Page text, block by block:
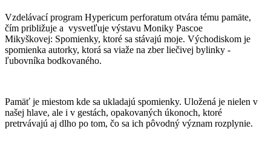
Vzdelávací program Hypericum perforatum otvára tému pamäte,
čím približuje a vysvetľuje výstavu Moniky Pascoe
Mikyškovej: Spomienky, ktoré sa stávajú moje. Východiskom je
spomienka autorky, ktorá sa viaže na zber liečivej bylinky -
ľubovníka bodkovaného.
Pamäť je miestom kde sa ukladajú spomienky. Uložená je nielen v
našej hlave, ale i v gestách, opakovaných úkonoch, ktoré
pretrvávajú aj dlho po tom, čo sa ich pôvodný význam rozplynie.